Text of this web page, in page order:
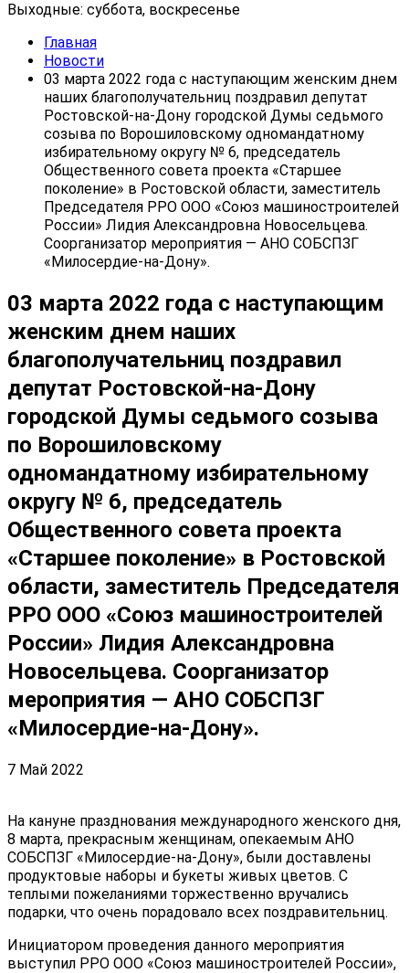
Выходные: суббота, воскресенье
Главная
Новости
03 марта 2022 года с наступающим женским днем
наших благополучательниц поздравил депутат
Ростовской-на-Дону городской Думы седьмого
созыва по Ворошиловскому одномандатному
избирательному округу № 6, председатель
Общественного совета проекта «Старшее
поколение» в Ростовской области, заместитель
Председателя РРО ООО «Союз машиностроителей
России» Лидия Александровна Новосельцева.
Соорганизатор мероприятия — АНО СОБСПЗГ
«Милосердие-на-Дону».
03 марта 2022 года с наступающим
женским днем наших
благополучательниц поздравил
депутат Ростовской-на-Дону
городской Думы седьмого созыва
по Ворошиловскому
одномандатному избирательному
округу № 6, председатель
Общественного совета проекта
«Старшее поколение» в Ростовской
области, заместитель Председателя
РРО ООО «Союз машиностроителей
России» Лидия Александровна
Новосельцева. Соорганизатор
мероприятия — АНО СОБСПЗГ
«Милосердие-на-Дону».
7 Май 2022
На кануне празднования международного женского дня,
8 марта, прекрасным женщинам, опекаемым АНО
СОБСПЗГ «Милосердие-на-Дону», были доставлены
продуктовые наборы и букеты живых цветов. С
теплыми пожеланиями торжественно вручались
подарки, что очень порадовало всех поздравительниц.
Инициатором проведения данного мероприятия
выступил РРО ООО «Союз машиностроителей России»,